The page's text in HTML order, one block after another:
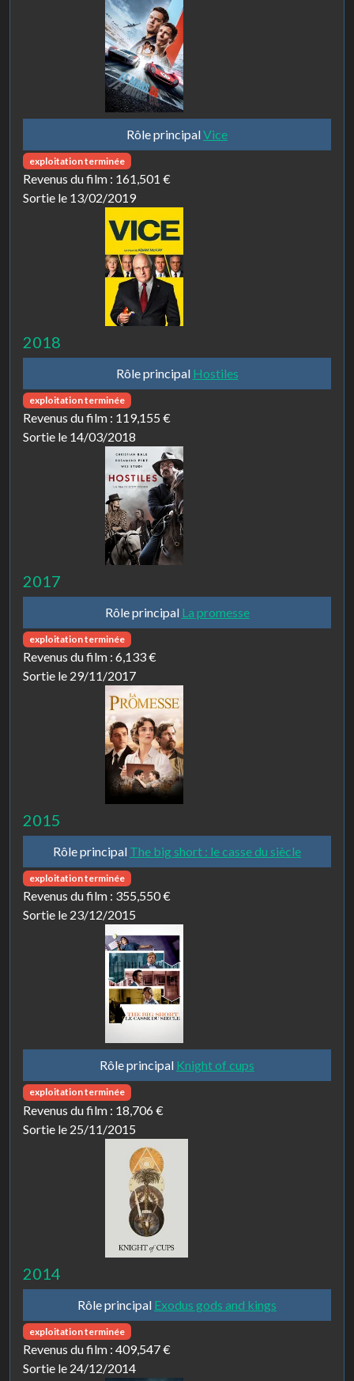
Rôle principalVice
exploitation terminée
Revenus du film : 161,501 €
Sortie le 13/02/2019
2018
Rôle principal Hostiles
exploitation terminée
Revenus du film : 119,155 €
Sortie le 14/03/2018
2017
Rôle principal La promesse
exploitation terminée
Revenus du film : 6,133 €
Sortie le 29/11/2017
2015
Rôle principal The big short : le casse du siècle
exploitation terminée
Revenus du film : 355,550 €
Sortie le 23/12/2015
Rôle principal Knight of cups
exploitation terminée
Revenus du film : 18,706 €
Sortie le 25/11/2015
2014
Rôle principal Exodus gods and kings
exploitation terminée
Revenus du film : 409,547 €
Sortie le 24/12/2014